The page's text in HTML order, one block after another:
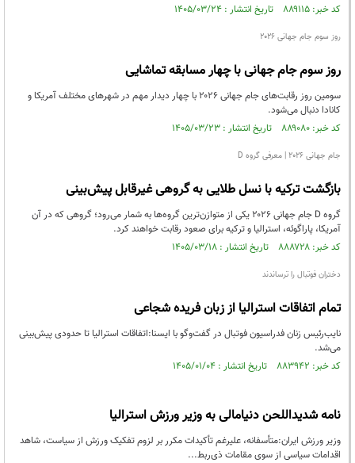
کد خبر: ۸۸۹۱۱۵ تاریخ انتشار : ۱۴۰۵/۰۳/۲۴
روز سوم جام جهانی ۲۰۲۶
روز سوم جام جهانی با چهار مسابقه تماشایی
سومین روز رقابت‌های جام جهانی ۲۰۲۶ با چهار دیدار مهم در شهرهای مختلف آمریکا و
کانادا دنبال می‌شود.
کد خبر: ۸۸۹۰۸۰ تاریخ انتشار : ۱۴۰۵/۰۳/۲۳
جام جهانی ۲۰۲۶ | معرفی گروه D
بازگشت ترکیه با نسل طلایی به گروهی غیرقابل پیش‌بینی
گروه D جام جهانی ۲۰۲۶ یکی از متوازن‌ترین گروه‌ها به شمار می‌رود؛ گروهی که در آن
آمریکا، پاراگوئه، استرالیا و ترکیه برای صعود رقابت خواهند کرد.
کد خبر: ۸۸۸۷۲۸ تاریخ انتشار : ۱۴۰۵/۰۳/۱۸
دختران فوتبال را ترساندند
تمام اتفاقات استرالیا از زبان فریده شجاعی
نایب‌رئیس زنان فدراسیون فوتبال در گفت‌و‌گو با ایسنا:اتفاقات استرالیا تا حدودی پیش‌بینی
می‌شد.
کد خبر: ۸۸۳۹۴۲ تاریخ انتشار : ۱۴۰۵/۰۱/۰۴
نامه‌ شدیداللحن دنیامالی به وزیر ورزش استرالیا
وزیر ورزش ایران:متأسفانه، علیرغم تأکیدات مکرر بر لزوم تفکیک ورزش از سیاست، شاهد
اقدامات سیاسی از سوی مقامات ذی‌ربط...